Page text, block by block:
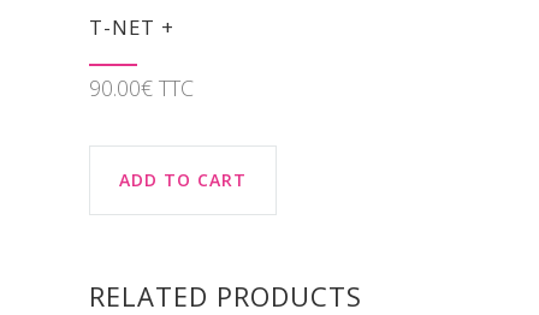
T-NET +
90.00€ TTC
ADD TO CART
RELATED PRODUCTS